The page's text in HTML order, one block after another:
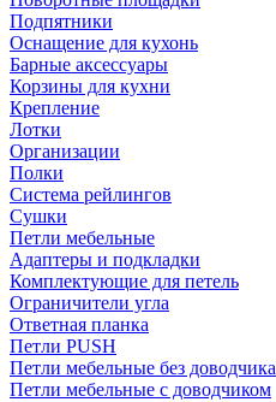
Подпятники
Оснащение для кухонь
Барные аксессуары
Корзины для кухни
Крепление
Лотки
Организации
Полки
Система рейлингов
Сушки
Петли мебельные
Адаптеры и подкладки
Комплектующие для петель
Ограничители угла
Ответная планка
Петли PUSH
Петли мебельные без доводчика
Петли мебельные с доводчиком